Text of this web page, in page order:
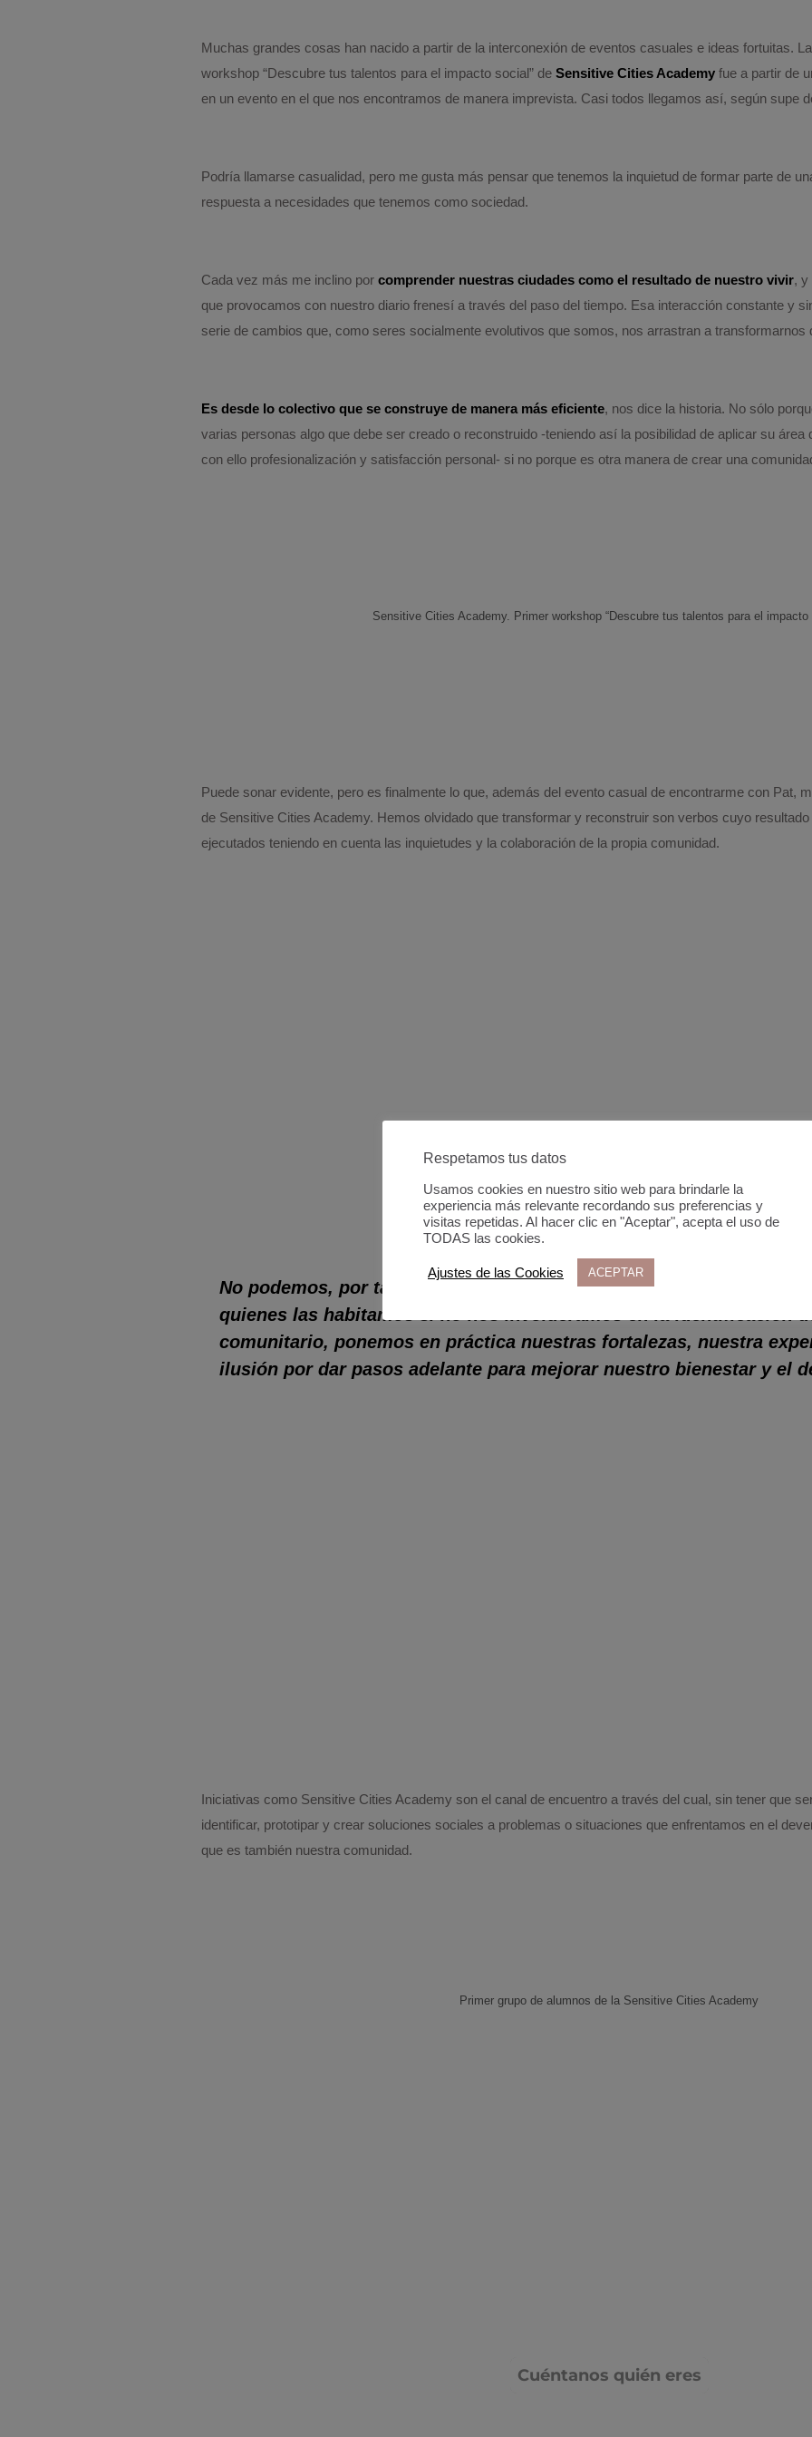
Muchas grandes cosas han nacido a partir de la interconexión de eventos casuales e ideas fortuitas.
workshop “Descubre tus talentos para el impacto social” de Sensitive Cities Academy fue a partir de
en un evento en el que nos encontramos de manera imprevista. Casi todos llegamos así, según supe
Podría llamarse casualidad, pero me gusta más pensar que tenemos la inquietud de formar parte de
respuesta a necesidades que tenemos como sociedad.
Cada vez más me inclino por comprender nuestras ciudades como el resultado de nuestro vivir, y
que provocamos con nuestro diario frenesí a través del paso del tiempo. Esa interacción constante y
serie de cambios que, como seres socialmente evolutivos que somos, nos arrastran a transformarnos
Es desde lo colectivo que se construye de manera más eficiente, nos dice la historia. No sólo
varias personas algo que debe ser creado o reconstruido -teniendo así la posibilidad de aplicar su área
con ello profesionalización y satisfacción personal- si no porque es otra manera de crear una
Sensitive Cities Academy. Primer workshop “Descubre tus talentos para el impacto
Puede sonar evidente, pero es finalmente lo que, además del evento casual de encontrarme con Pat,
de Sensitive Cities Academy. Hemos olvidado que transformar y reconstruir son verbos cuyo
ejecutados teniendo en cuenta las inquietudes y la colaboración de la propia comunidad.
No podemos, por tanto, pedir un cambio en nuestras ciudades
quienes las habitamos si no nos involucramos en la identificación
comunitario, ponemos en práctica nuestras fortalezas, nuestra
ilusión por dar pasos adelante para mejorar nuestro bienestar y el
Iniciativas como Sensitive Cities Academy son el canal de encuentro a través del cual, sin tener que
identificar, prototipar y crear soluciones sociales a problemas o situaciones que enfrentamos en el
que es también nuestra comunidad.
Primer grupo de alumnos de la Sensitive Cities Academy
Respetamos tus datos
Usamos cookies en nuestro sitio web para brindarle la
experiencia más relevante recordando sus preferencias y
visitas repetidas. Al hacer clic en "Aceptar", acepta el uso de
TODAS las cookies.
Ajustes de las Cookies ACEPTAR